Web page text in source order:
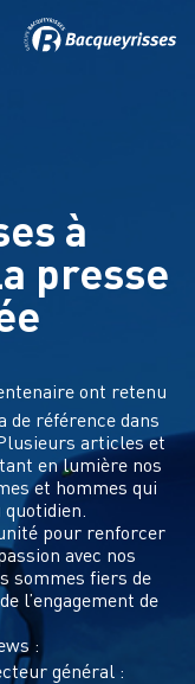
à
presse
ont retenu
de référence dans
articles et
en lumière nos
et hommes qui
pour renforcer
avec nos
sommes fiers de
l’engagement de
:
général :